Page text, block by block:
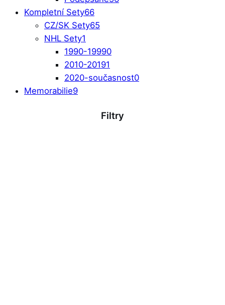
Kompletní Sety66
CZ/SK Sety65
NHL Sety1
1990-19990
2010-20191
2020-současnost0
Memorabilie9
Filtry